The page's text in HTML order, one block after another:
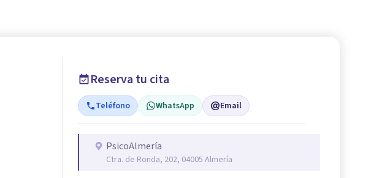
Reserva tu cita
Teléfono WhatsApp Email
PsicoAlmería
Ctra. de Ronda, 202, 04005 Almería